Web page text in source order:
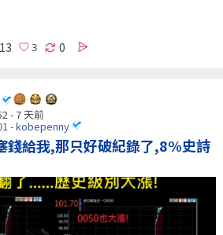
13 0
- 7 天前
- kobepenny
錢給我,那只好破紀錄了,8%史詩